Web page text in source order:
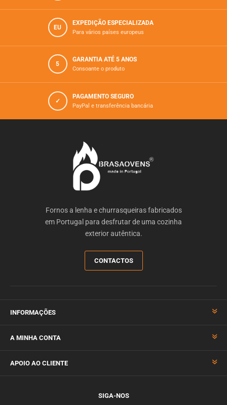
EU
EXPEDIÇÃO ESPECIALIZADA
Para vários paí­ses europeus
5
GARANTIA ATÉ 5 ANOS
Consoante o produto
✓
PAGAMENTO SEGURO
PayPal e transferência bancária
Fornos a lenha e churrasqueiras fabricados
em Portugal para desfrutar de uma cozinha
exterior autêntica.
CONTACTOS
INFORMAÇÕES
A MINHA CONTA
APOIO AO CLIENTE
SIGA-NOS